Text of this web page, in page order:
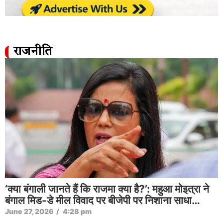
राजनीति
‘क्या बंगाली जानते हैं कि राजमा क्या है?’: महुआ मोइत्रा ने
बंगाल मिड-डे मील विवाद पर बीजेपी पर निशाना साधा…
June 27, 2026 / 4:28 pm